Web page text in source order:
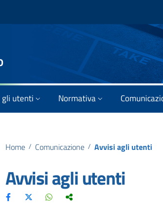
gli utenti Normativa
Home / Comunicazione / Avvisi agli utenti
Avvisi agli utenti